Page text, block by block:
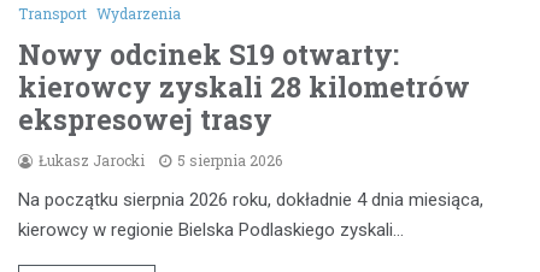
Transport Wydarzenia
Nowy odcinek S19 otwarty:
kierowcy zyskali 28 kilometrów
ekspresowej trasy
Łukasz Jarocki 5 sierpnia 2026
Na początku sierpnia 2026 roku, dokładnie 4 dnia miesiąca,
kierowcy w regionie Bielska Podlaskiego zyskali…